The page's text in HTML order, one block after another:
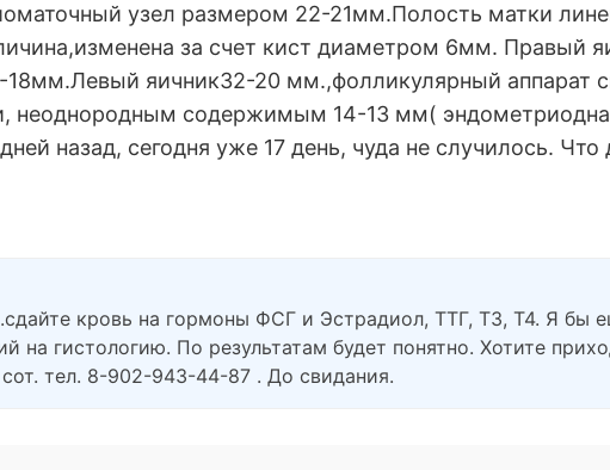
узел размером 22-21мм.Полость матки
за счет кист диаметром 6мм. Правый
яичник32-20 мм.,фолликулярный аппарат
неоднородным содержимым 14-13 мм(
назад, сегодня уже 17 день, чуда не случилось.
кровь на гормоны ФСГ и Эстрадиол, ТТГ, Т3, Т4. Я бы
на гистологию. По результатам будет понятно. Хотите
тел. 8-902-943-44-87 . До свидания.